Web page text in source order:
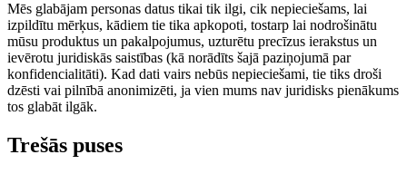
Mēs glabājam personas datus tikai tik ilgi, cik nepieciešams, lai
izpildītu mērķus, kādiem tie tika apkopoti, tostarp lai nodrošinātu
mūsu produktus un pakalpojumus, uzturētu precīzus ierakstus un
ievērotu juridiskās saistības (kā norādīts šajā paziņojumā par
konfidencialitāti). Kad dati vairs nebūs nepieciešami, tie tiks droši
dzēsti vai pilnībā anonimizēti, ja vien mums nav juridisks pienākums
tos glabāt ilgāk.
Trešās puses